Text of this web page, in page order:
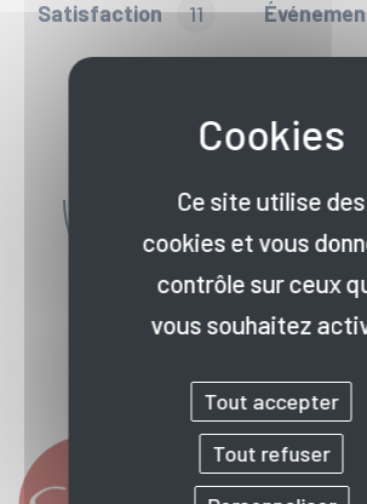
Satisfaction 11
Ce site utilise des
cookies et vous
contrôle sur ceux
vous souhaitez
Tout accepter
Tout refuser